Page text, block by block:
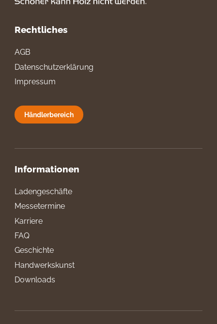
Rechtliches
AGB
Datenschutzerklärung
Impressum
Händlerbereich
Informationen
Ladengeschäfte
Messetermine
Karriere
FAQ
Geschichte
Handwerkskunst
Downloads